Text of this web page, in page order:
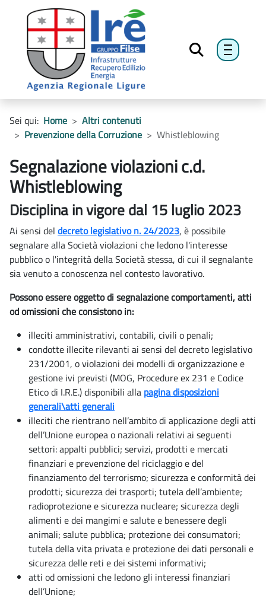
menu
Sei qui: Home
Altri contenuti
Prevenzione della Corruzione
Whistleblowing
Segnalazione violazioni c.d.
Whistleblowing
Disciplina in vigore dal 15 luglio 2023
Ai sensi del decreto legislativo n. 24/2023, è possibile
segnalare alla Società violazioni che ledono l'interesse
pubblico o l'integrità della Società stessa, di cui il segnalante
sia venuto a conoscenza nel contesto lavorativo.
Possono essere oggetto di segnalazione comportamenti, atti
od omissioni che consistono in:
illeciti amministrativi, contabili, civili o penali;
condotte illecite rilevanti ai sensi del decreto legislativo
231/2001, o violazioni dei modelli di organizzazione e
gestione ivi previsti (MOG, Procedure ex 231 e Codice
Etico di I.R.E.) disponibili alla pagina disposizioni
generali\atti generali
illeciti che rientrano nell’ambito di applicazione degli atti
dell’Unione europea o nazionali relativi ai seguenti
settori: appalti pubblici; servizi, prodotti e mercati
finanziari e prevenzione del riciclaggio e del
finanziamento del terrorismo; sicurezza e conformità dei
prodotti; sicurezza dei trasporti; tutela dell’ambiente;
radioprotezione e sicurezza nucleare; sicurezza degli
alimenti e dei mangimi e salute e benessere degli
animali; salute pubblica; protezione dei consumatori;
tutela della vita privata e protezione dei dati personali e
sicurezza delle reti e dei sistemi informativi;
atti od omissioni che ledono gli interessi finanziari
dell’Unione;